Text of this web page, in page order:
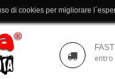
entro
di cookies per migliorare